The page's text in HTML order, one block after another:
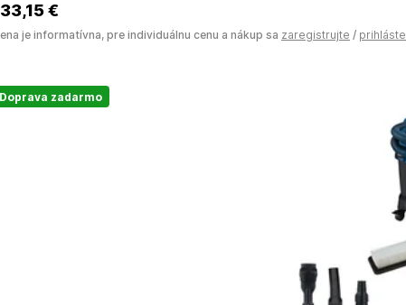
,15 €
je informatívna, pre individuálnu cenu a nákup sa zaregistrujte / prihláste
Doprava zadarmo